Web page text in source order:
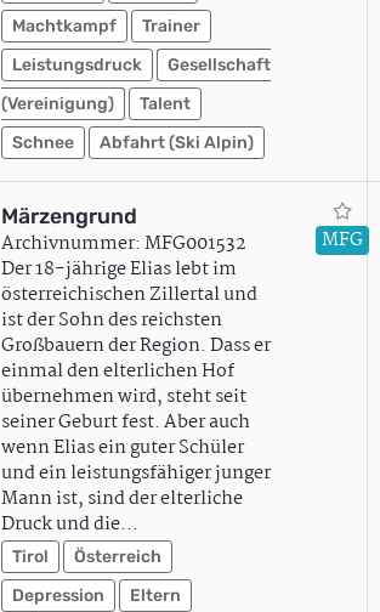
Machtkampf
Trainer
Leistungsdruck
Gesellschaft
(Vereinigung)
Talent
Schnee
Abfahrt (Ski Alpin)
Märzengrund
Archivnummer: MFG001532
Der 18-jährige Elias lebt im
österreichischen Zillertal und
ist der Sohn des reichsten
Großbauern der Region. Dass er
einmal den elterlichen Hof
übernehmen wird, steht seit
seiner Geburt fest. Aber auch
wenn Elias ein guter Schüler
und ein leistungsfähiger junger
Mann ist, sind der elterliche
Druck und die…
Tirol
Österreich
Depression
Eltern
MFG